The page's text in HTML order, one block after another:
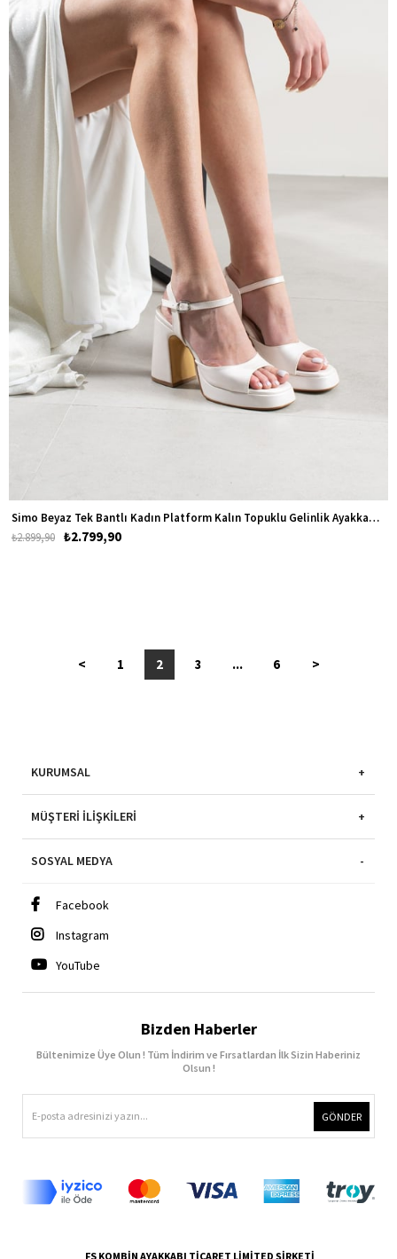
Simo Beyaz Tek Bantlı Kadın Platform Kalın Topuklu Gelinlik Ayakkabısı
₺2.799,90
₺2.899,90
< 1 2 3 ... 6 >
KURUMSAL
MÜŞTERI İLIŞKILERI
SOSYAL MEDYA
Facebook
Instagram
YouTube
Bizden Haberler
Bültenimize Üye Olun ! Tüm İndirim ve Fırsatlardan İlk Sizin Haberiniz
Olsun !
GÖNDER
FS KOMBİN AYAKKABI TİCARET LİMİTED ŞİRKETİ